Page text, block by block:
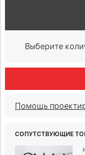
Выберите
Помощь
СОПУТСТВУЮЩИЕ